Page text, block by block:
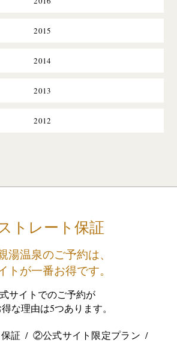
2015
2014
2013
2012
トレート保証
湯温泉のご予約は、
トが一番お得です。
サイトでのご予約が
な理由は5つあります。
証
②公式サイト限定プラン